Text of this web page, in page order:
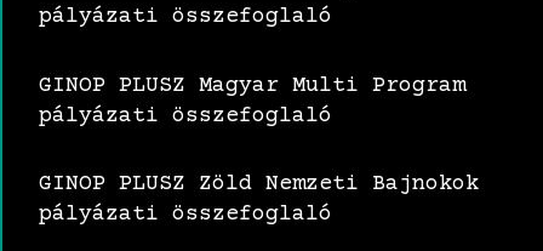
pályázati összefoglaló
GINOP PLUSZ Magyar Multi Program
pályázati összefoglaló
GINOP PLUSZ Zöld Nemzeti Bajnokok
pályázati összefoglaló